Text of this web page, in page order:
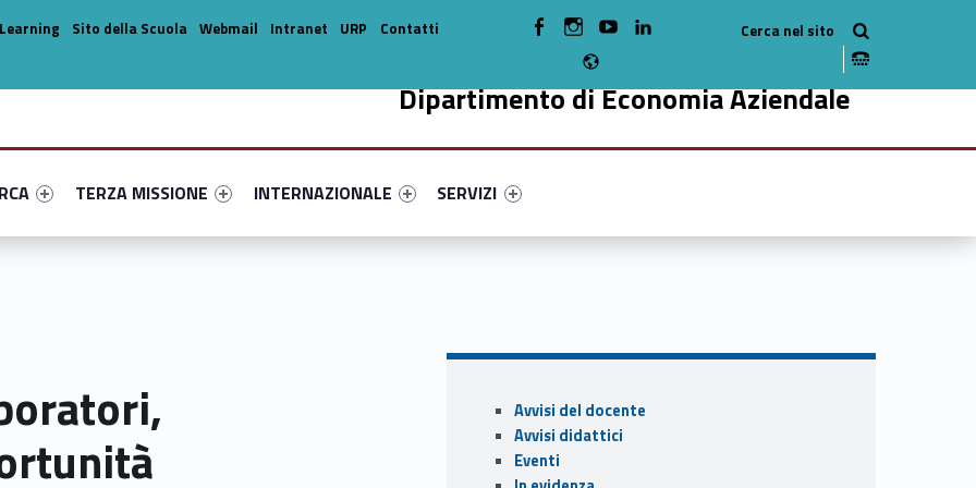
Dipartimento di Economia Aziendale
primary-44836-14
#link-menu-primary-76213-33
Link identifier #link-menu-primary-94598-44
TERZA MISSIONE
Link identifier #link-menu-primary-44793-49
INTERNAZIONALE
Link identifier #link-menu-primary-73118-59
SERVIZI
Sito della Scuola Webmail Intranet URP
Contatti
WebMan on Facebook
WebMan on Instagram
WebMan on Youtube
Sidebar
Avvisi del docente
Avvisi didattici
Eventi